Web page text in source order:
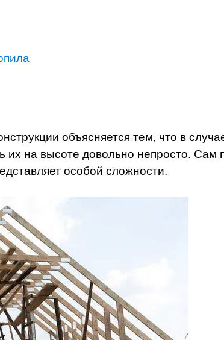
объясняется тем, что в
их на высоте довольно непросто. Сам
особой сложности.